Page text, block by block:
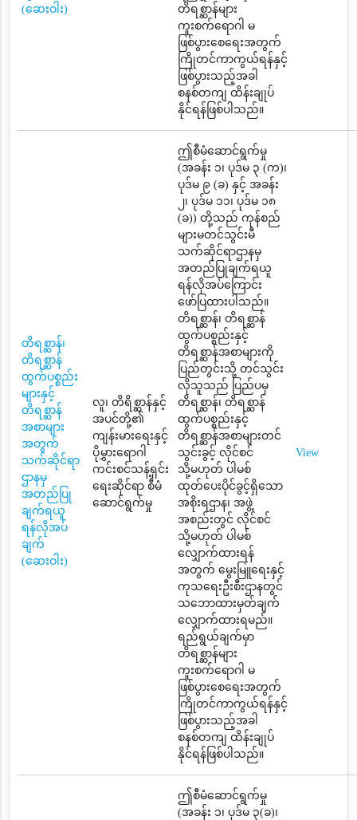
(ဆေးဝါး)
တိရစ္ဆာန်များ
ကူးစက်ရောဂါ မ
ဖြစ်ပွားစေရေးအတွက်
ကြိုတင်ကာကွယ်ရန်နှင့်
ဖြစ်ပွားသည့်အခါ
စနစ်တကျ ထိန်းချုပ်
နိုင်ရန်ဖြစ်ပါသည်။
တိရစ္ဆာန်၊
တိရစ္ဆာန်
ထွက်ပစ္စည်း
များနှင့်
တိရစ္ဆာန်
အစာများ
အတွက်
သက်ဆိုင်ရာ
ဌာနမှ
အတည်ပြု
ချက်ရယူ
ရန်လိုအပ်
ချက်
(ဆေးဝါး)
လူ၊ တိရိစ္ဆာန်နှင့်
အပင်တို့၏
ကျန်းမားရေးနှင့်
ပိုမွှားရောဂါ
ကင်းစင်သန့်ရှင်း
ရေးဆိုင်ရာ စီမံ
ဆောင်ရွက်မှု
ဤစီမံဆောင်ရွက်မှု
(အခန်း ၁၊ ပုဒ်မ ၃ (က)၊
ပုဒ်မ ၉ (ခ) နှင့် အခန်း
၂၊ ပုဒ်မ ၁၁၊ ပုဒ်မ ၁၈
(ခ)) တို့သည် ကုန်စည်
များမတင်သွင်းမီ
သက်ဆိုင်ရာဌာနမှ
အတည်ပြုချက်ရယူ
ရန်လိုအပ်ကြောင်း
ဖော်ပြထားပါသည်။
တိရစ္ဆာန်၊ တိရစ္ဆာန်
ထွက်ပစ္စည်းနှင့်
တိရစ္ဆာန်အစာများကို
ပြည်တွင်းသို့ တင်သွင်း
လိုသူသည် ပြည်ပမှ
တိရစ္ဆာန်၊ တိရစ္ဆာန်
ထွက်ပစ္စည်းနှင့်
တိရစ္ဆာန်အစာများတင်
သွင်းခွင့် လိုင်စင်
သို့မဟုတ် ပါမစ်
ထုတ်ပေးပိုင်ခွင့်ရှိသော
အစိုးရဌာန၊ အဖွဲ့
အစည်းတွင် လိုင်စင်
သို့မဟုတ် ပါမစ်
လျှောက်ထားရန်
အတွက် မွေးမြူရေးနှင့်
ကုသရေးဦးစီးဌာနတွင်
သဘောထားမှတ်ချက်
လျှောက်ထားရမည်။
ရည်ရွယ်ချက်မှာ
တိရစ္ဆာန်များ
ကူးစက်ရောဂါ မ
ဖြစ်ပွားစေရေးအတွက်
ကြိုတင်ကာကွယ်ရန်နှင့်
ဖြစ်ပွားသည့်အခါ
စနစ်တကျ ထိန်းချုပ်
နိုင်ရန်ဖြစ်ပါသည်။
View
ဤစီမံဆောင်ရွက်မှု
(အခန်း ၁၊ ပုဒ်မ ၃(ခ)၊